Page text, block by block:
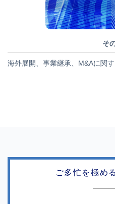
そ
海外展開、事業継承、M&Aに関
ご多忙を極め